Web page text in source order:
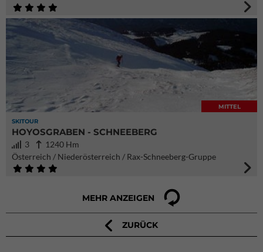
SKITOUR
MITTEL
HOYOSGRABEN - SCHNEEBERG
3
1240 Hm
Österreich / Niederösterreich / Rax-Schneeberg-Gruppe
MEHR ANZEIGEN
ZURÜCK